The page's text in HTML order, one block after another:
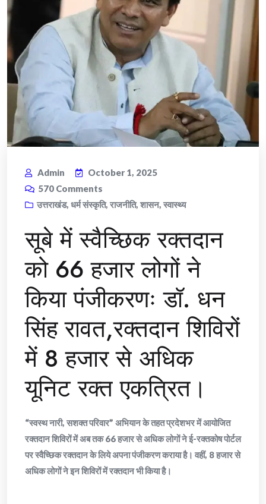
Admin
October 1, 2025
570 Comments
उत्तराखंड, धर्म संस्कृति, राजनीति, शासन, स्वास्थ्य
सूबे में स्वैच्छिक रक्तदान
को 66 हजार लोगों ने
किया पंजीकरणः डॉ. धन
सिंह रावत,रक्तदान शिविरों
में 8 हजार से अधिक
यूनिट रक्त एकत्रित।
“स्वस्थ नारी, सशक्त परिवार” अभियान के तहत प्रदेशभर में आयोजित
रक्तदान शिविरों में अब तक 66 हजार से अधिक लोगों ने ई-रक्तकोष पोर्टल
पर स्वैच्छिक रक्तदान के लिये अपना पंजीकरण कराया है। वहीं, 8 हजार से
अधिक लोगों ने इन शिविरों में रक्तदान भी किया है।